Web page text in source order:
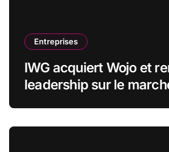
Entreprises
IWG acquiert Wojo et
leadership sur le